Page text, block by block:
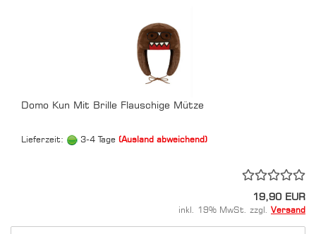
Domo Kun Mit Brille Flauschige Mütze
Lieferzeit: 3-4 Tage (Ausland abweichend)
19,90 EUR
inkl. 19% MwSt. zzgl. Versand